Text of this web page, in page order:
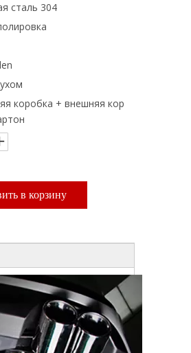
сталь 304
коробка + внешняя кор
в корзину